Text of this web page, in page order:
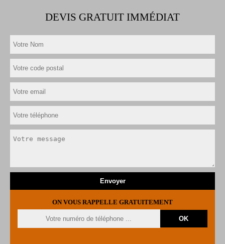
DEVIS GRATUIT IMMÉDIAT
ON VOUS RAPPELLE GRATUITEMENT